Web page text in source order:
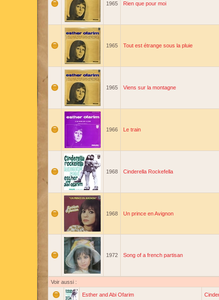
1965 Rien que pour moi
1965 Tout est étrange sous la pluie
1965 Viens sur la montagne
1966 Le train
1968 Cinderella Rockefella
1968 Un prince en Avignon
1972 Song of a french partisan
Voir aussi :
Esther and Abi Ofarim